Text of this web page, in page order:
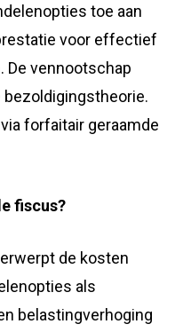
toe aan
voor effectief
De vennootschap
bezoldigingstheorie.
forfaitair geraamde
fiscus?
de kosten
als
belastingverhoging